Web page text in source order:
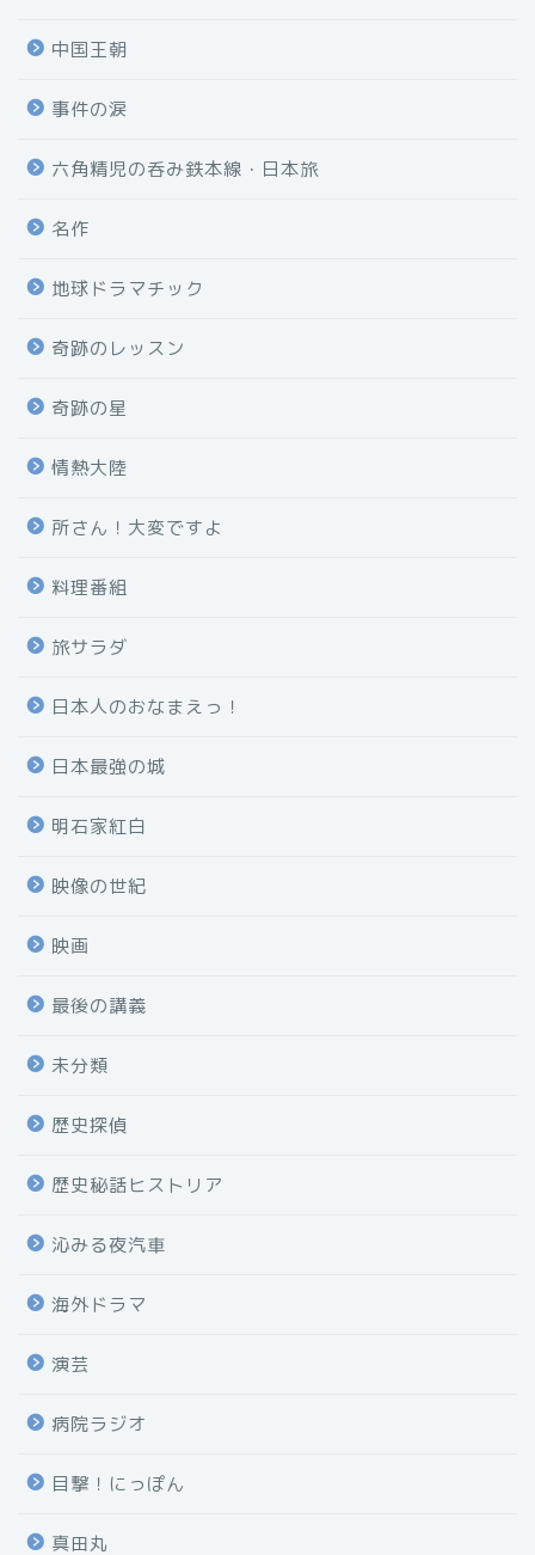
中国王朝
事件の涙
六角精児の呑み鉄本線・日本旅
名作
地球ドラマチック
奇跡のレッスン
奇跡の星
情熱大陸
所さん！大変ですよ
料理番組
旅サラダ
日本人のおなまえっ！
日本最強の城
明石家紅白
映像の世紀
映画
最後の講義
未分類
歴史探偵
歴史秘話ヒストリア
沁みる夜汽車
海外ドラマ
演芸
病院ラジオ
目撃！にっぽん
真田丸